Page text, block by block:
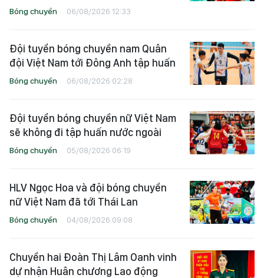
Bóng chuyền 06/08/2026 12:33
Đội tuyển bóng chuyền nam Quân
đội Việt Nam tới Đông Anh tập huấn
Bóng chuyền 06/08/2026 02:28
Đội tuyển bóng chuyền nữ Việt Nam
sẽ không đi tập huấn nước ngoài
Bóng chuyền 05/08/2026 06:19
HLV Ngọc Hoa và đội bóng chuyền
nữ Việt Nam đã tới Thái Lan
Bóng chuyền 04/08/2026 09:08
Chuyền hai Đoàn Thị Lâm Oanh vinh
dự nhận Huân chương Lao động